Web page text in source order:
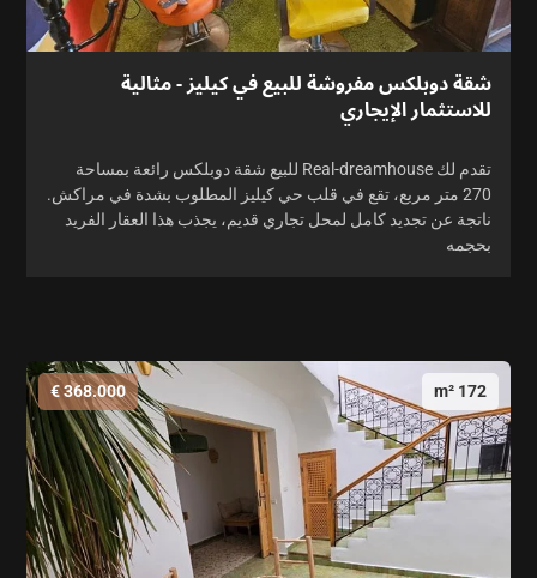
شقة دوبلكس مفروشة للبيع في كيليز - مثالية
للاستثمار الإيجاري
تقدم لك Real-dreamhouse للبيع شقة دوبلكس رائعة بمساحة
270 متر مربع، تقع في قلب حي كيليز المطلوب بشدة في مراكش.
ناتجة عن تجديد كامل لمحل تجاري قديم، يجذب هذا العقار الفريد
بحجمه
172 m²
368.000 €